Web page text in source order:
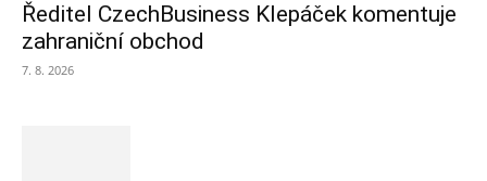
Ředitel CzechBusiness Klepáček komentuje
zahraniční obchod
7. 8. 2026